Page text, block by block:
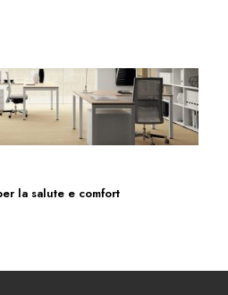
la salute e comfort